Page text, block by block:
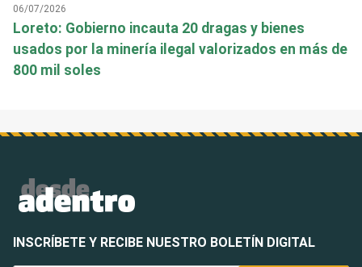
06/07/2026
Loreto: Gobierno incauta 20 dragas y bienes
usados por la minería ilegal valorizados en más de
800 mil soles
INSCRÍBETE Y RECIBE NUESTRO BOLETÍN DIGITAL